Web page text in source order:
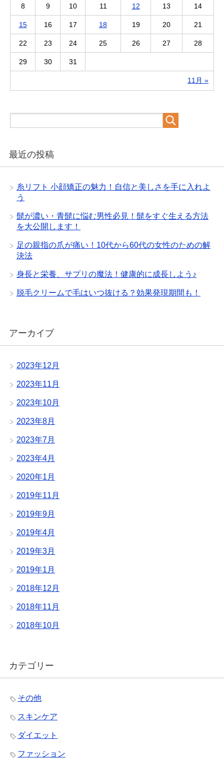
11月 »
8 9 10 11 12 13 14
15 16 17 18 19 20 21
22 23 24 25 26 27 28
29 30 31
最近の投稿
糸リフト 小顔矯正の魅力！自信と美しさを手に入れよ
う
髭が濃い・青髭に悩む男性必見！髭をすぐ生える方法
を大公開します！
足の親指の爪が痛い！10代から60代の女性のための解
決法
身長と栄養、サプリの魔法！健康的に成長しよう♪
脱毛クリームで毛はいつ抜ける？効果発現期間も！
アーカイブ
2023年12月
2023年11月
2023年10月
2023年8月
2023年7月
2023年4月
2020年1月
2019年11月
2019年9月
2019年4月
2019年3月
2019年1月
2018年12月
2018年11月
2018年10月
カテゴリー
その他
スキンケア
ダイエット
ファッション